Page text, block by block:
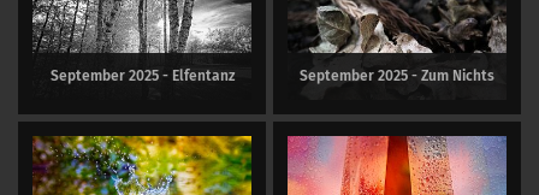
September 2025 - Elfentanz September 2025 - Zum Nichts